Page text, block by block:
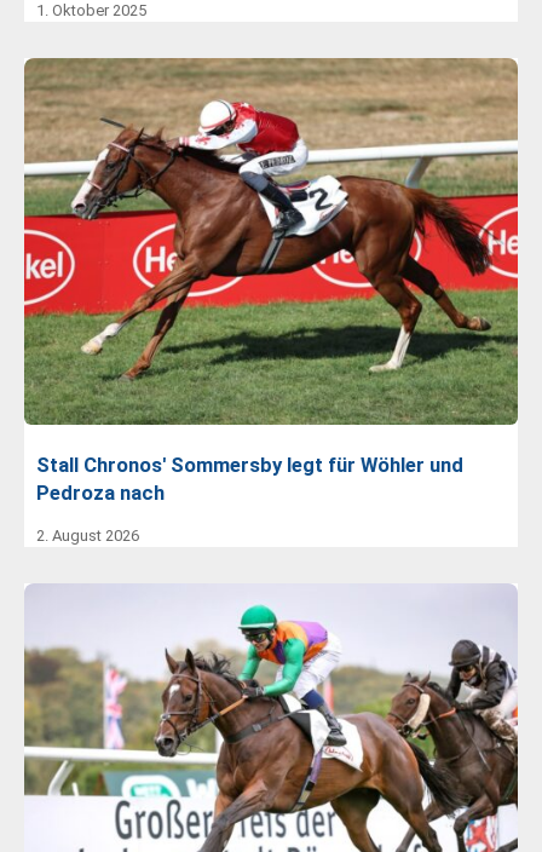
1. Oktober 2025
Stall Chronos' Sommersby legt für Wöhler und
Pedroza nach
2. August 2026